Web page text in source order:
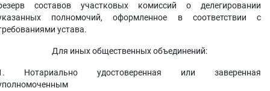
составов участковых комиссий о делегировании
полномочий, оформленное в соответствии с
устава.
Для иных общественных объединений:
Нотариально удостоверенная или заверенная